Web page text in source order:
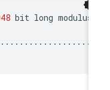
2048 bit long modulus